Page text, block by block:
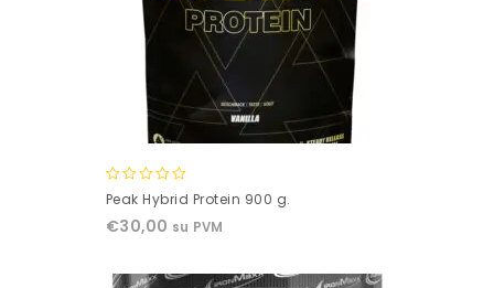
0
of
Peak Hybrid Protein 900 g.
€30,00 su PVM